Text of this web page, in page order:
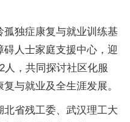
孤独症康复与就业训练基
人士家庭支援中心，迎
人，共同探讨社区化服
与就业及全生涯发展。
省残工委、武汉理工大